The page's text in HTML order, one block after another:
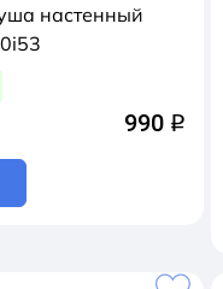
настенный
990 q